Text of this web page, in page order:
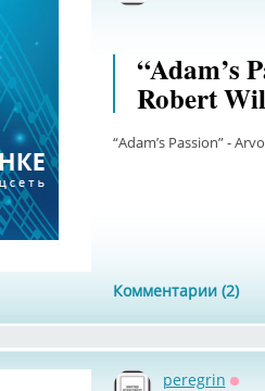
“Adam’s
Robert
“Adam’s Passion” -
Комментарии (2)
peregrin